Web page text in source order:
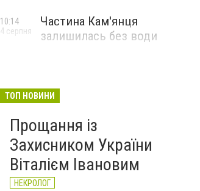
Частина Кам'янця
залишилась без води
10:14
4 серпня
ТОП НОВИНИ
Прощання із
Захисником України
Віталієм Івановим
НЕКРОЛОГ